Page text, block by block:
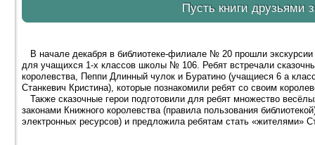
Пусть книги друзьями
В начале декабря в библиотеке-филиале № 20 прошли экскурсии
для учащихся 1-х классов школы № 106. Ребят встречали
королевства, Пеппи Длинный чулок и Буратино (учащиеся 6 а
Станкевич Кристина), которые познакомили ребят со своим
Также сказочные герои подготовили для ребят множество
законами Книжного королевства (правила пользования
электронных ресурсов) и предложила ребятам стать «жителями»